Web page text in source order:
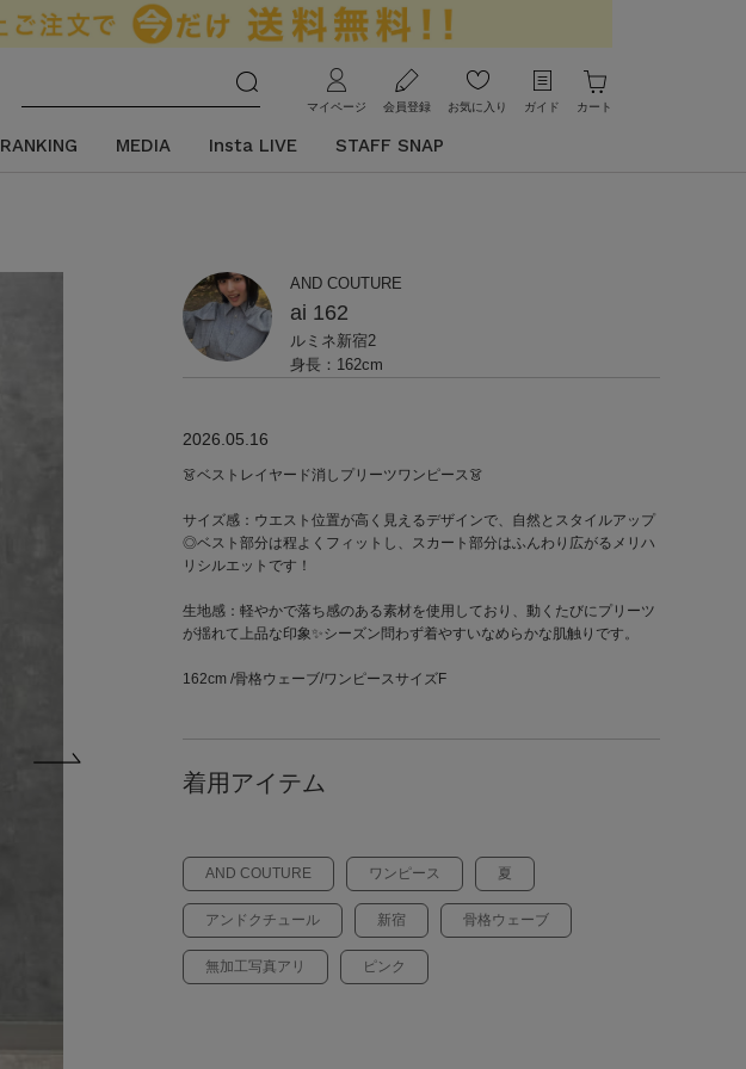
マイページ 会員登録 お気に入り ガイド カート
RANKING MEDIA Insta LIVE STAFF SNAP
2026.05.16
AND COUTURE
ルミネ新宿2
ai 162
身長：162cm
👗ベストレイヤード消しプリーツワンピース👗
サイズ感：ウエスト位置が高く見えるデザインで、自然とスタイルアップ
◎ベスト部分は程よくフィットし、スカート部分はふんわり広がるメリハ
リシルエットです！
生地感：軽やかで落ち感のある素材を使用しており、動くたびにプリーツ
が揺れて上品な印象✨シーズン問わず着やすいなめらかな肌触りです。
162cm /骨格ウェーブ/ワンピースサイズF
AND COUTURE ワンピース 夏
アンドクチュール 新宿 骨格ウェーブ
無加工写真アリ ピンク
着用アイテム